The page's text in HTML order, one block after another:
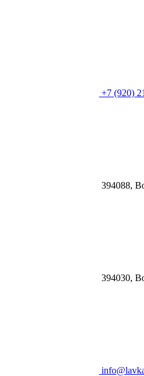
+7 (920)
394088,
394030,